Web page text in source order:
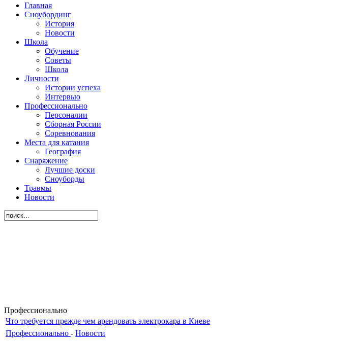
Главная
Сноубординг
История
Новости
Школа
Обучение
Советы
Школа
Личности
Истории успеха
Интервью
Профессионально
Персоналии
Сборная России
Соревнования
Места для катания
География
Снаряжение
Лучшие доски
Сноуборды
Травмы
Новости
Профессионально
Что требуется прежде чем арендовать электрокара в Киеве
Профессионально - Новости